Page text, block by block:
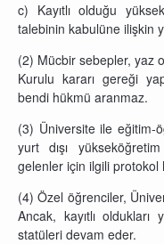
c) Kayıtlı olduğu
talebinin kabulüne ilişkin
(2) Mücbir sebepler, yaz
Kurulu kararı gereği
bendi hükmü aranmaz.
(3) Üniversite ile eğitim-
yurt dışı
gelenler için ilgili protokol
(4) Özel öğrenciler,
Ancak, kayıtlı
statüleri devam eder.